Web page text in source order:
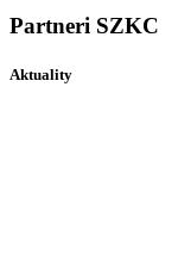
Partneri SZKC
Aktuality